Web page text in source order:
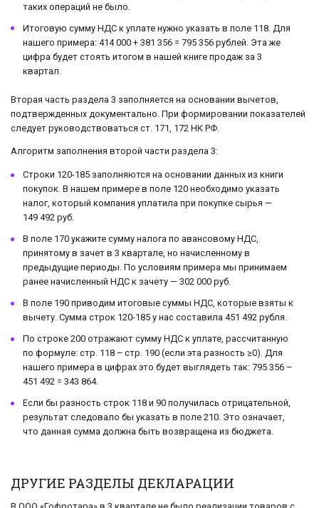
таких операций не было.
Итоговую сумму НДС к уплате нужно указать в поле 118. Для
нашего примера: 414 000 + 381 356 = 795 356 рублей. Эта же
цифра будет стоять итогом в нашей книге продаж за 3
квартал.
Вторая часть раздела 3 заполняется на основании вычетов,
подтвержденных документально. При формировании показателей
следует руководствоваться ст. 171, 172 НК РФ.
Алгоритм заполнения второй части раздела 3:
Строки 120-185 заполняются на основании данных из книги
покупок. В нашем примере в поле 120 необходимо указать
налог, который компания уплатила при покупке сырья —
149 492 руб.
В поле 170 укажите сумму налога по авансовому НДС,
принятому в зачет в 3 квартале, но начисленному в
предыдущие периоды. По условиям примера мы принимаем
ранее начисленный НДС к зачету — 302 000 руб.
В поле 190 приводим итоговые суммы НДС, которые взяты к
вычету. Сумма строк 120-185 у нас составила 451 492 рубля.
По строке 200 отражают сумму НДС к уплате, рассчитанную
по формуле: стр. 118 – стр. 190 (если эта разность ≥0). Для
нашего примера в цифрах это будет выглядеть так: 795 356 –
451 492 = 343 864.
Если бы разность строк 118 и 90 получилась отрицательной,
результат следовало бы указать в поле 210. Это означает,
что данная сумма должна быть возвращена из бюджета.
ДРУГИЕ РАЗДЕЛЫ ДЕКЛАРАЦИИ